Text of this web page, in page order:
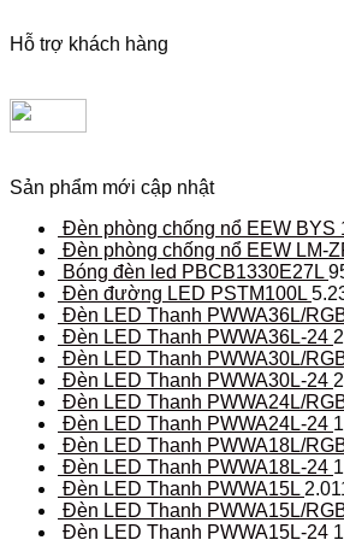
Hỗ trợ khách hàng
Sản phẩm mới cập nhật
Đèn phòng chống nổ EEW BYS
Đèn phòng chống nổ EEW LM-
Bóng đèn led PBCB1330E27L
Đèn đường LED PSTM100L
Đèn LED Thanh PWWA36L/
Đèn LED Thanh PWWA36L-24
Đèn LED Thanh PWWA30L/
Đèn LED Thanh PWWA30L-24
Đèn LED Thanh PWWA24L/
Đèn LED Thanh PWWA24L-24
Đèn LED Thanh PWWA18L/
Đèn LED Thanh PWWA18L-24
Đèn LED Thanh PWWA15L
Đèn LED Thanh PWWA15L/
Đèn LED Thanh PWWA15L-24